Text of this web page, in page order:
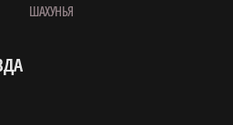
ШАХУНЬЯ